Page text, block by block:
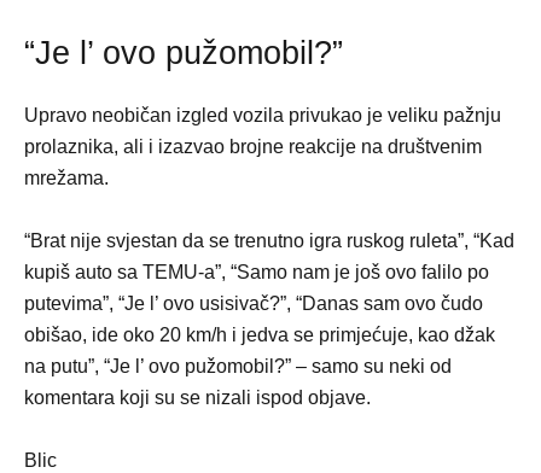
“Je l’ ovo pužomobil?”
Upravo neobičan izgled vozila privukao je veliku pažnju
prolaznika, ali i izazvao brojne reakcije na društvenim
mrežama.
“Brat nije svjestan da se trenutno igra ruskog ruleta”, “Kad
kupiš auto sa TEMU-a”, “Samo nam je još ovo falilo po
putevima”, “Je l’ ovo usisivač?”, “Danas sam ovo čudo
obišao, ide oko 20 km/h i jedva se primjećuje, kao džak
na putu”, “Je l’ ovo pužomobil?” – samo su neki od
komentara koji su se nizali ispod objave.
Blic